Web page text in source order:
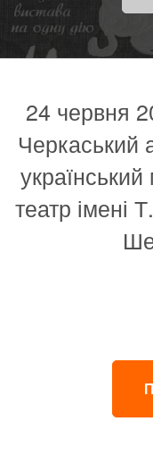
24 червня
Черкаський
театр імені